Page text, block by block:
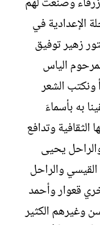
الإعدادية في
زهير توفيق
الياس
ونكتب الشعر
به بأسماءَ
وتدافع
يحيى
والراحل
قعوار وأحمد
وغيرهم الكثير